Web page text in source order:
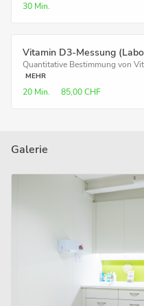
30 Min.
Vitamin D3-Messung
Quantitative Bestimmung von
MEHR
20 Min. 85,00 CHF
Galerie